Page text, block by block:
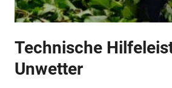
Technische
Unwetter